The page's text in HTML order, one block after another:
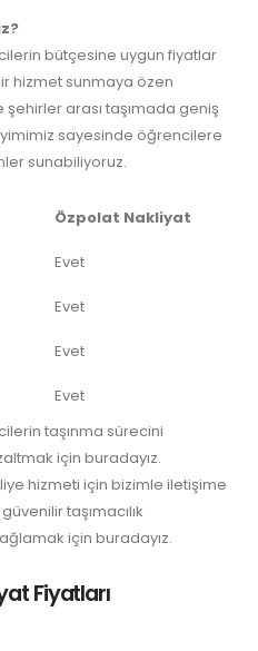
bütçesine uygun fiyatlar
hizmet sunmaya özen
şehirler arası taşımada geniş
sayesinde öğrencilere
sunabiliyoruz.
Özpolat Nakliyat
Evet
Evet
Evet
Evet
taşınma sürecini
için buradayız.
hizmeti için bizimle iletişime
taşımacılık
için buradayız.
Fiyatları